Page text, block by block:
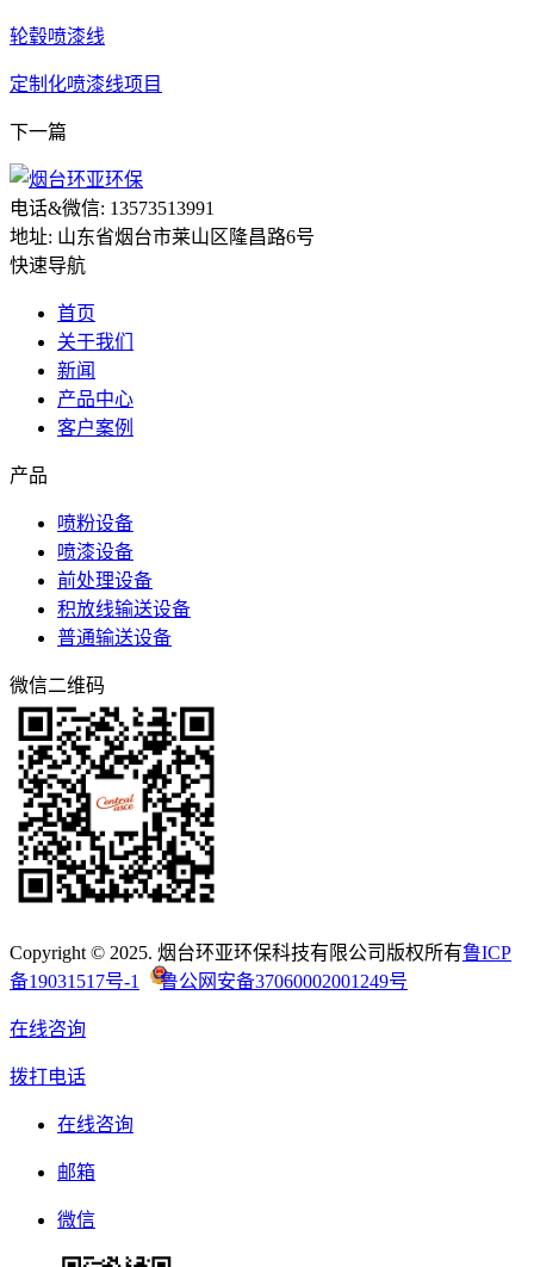
轮毂喷漆线
定制化喷漆线项目
下一篇
电话&微信: 13573513991
地址: 山东省烟台市莱山区隆昌路6号
快速导航
首页
关于我们
新闻
产品中心
客户案例
产品
喷粉设备
喷漆设备
前处理设备
积放线输送设备
普通输送设备
微信二维码
Copyright © 2025. 烟台环亚环保科技有限公司版权所有鲁ICP
备19031517号-1
鲁公网安备37060002001249号
在线咨询
拨打电话
在线咨询
邮箱
微信